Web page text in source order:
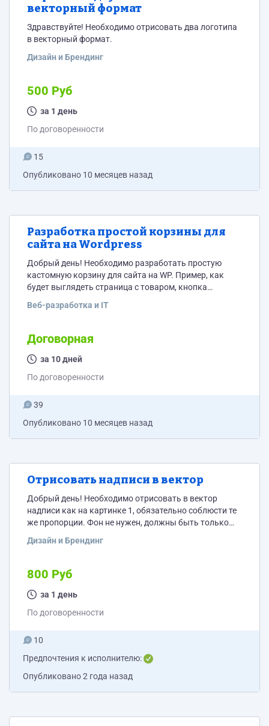
векторный формат
Здравствуйте! Необходимо отрисовать два логотипа
в векторный формат.
Дизайн и Брендинг
500 Руб
за 1 день
По договоренности
15
Опубликовано 10 месяцев назад
Разработка простой корзины для
сайта на Wordpress
Добрый день! Необходимо разработать простую
кастомную корзину для сайта на WP. Пример, как
будет выглядеть страница с товаром, кнопка
страница оформления заказа - во вложении.
использования БД. Хранить историю заказов нет
необходимости. Результат оформления заказа -
письмо на почту со списком товара с количеством и
Веб-разработка и IT
Договорная
за 10 дней
По договоренности
39
Опубликовано 10 месяцев назад
Отрисовать надписи в вектор
Добрый день! Необходимо отрисовать в вектор
надписи как на картинке 1, обязательно соблюсти те
же пропорции. Фон не нужен, должны быть только
Заказ срочный - на выполнение есть час.
Дизайн и Брендинг
800 Руб
за 1 день
По договоренности
10
Предпочтения к исполнителю:
Опубликовано2 года назад